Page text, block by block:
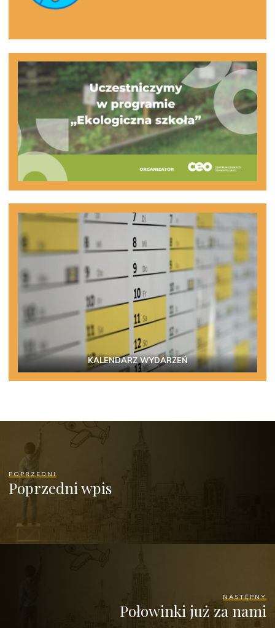
KALENDARZ WYDARZEŃ
POPRZEDNI
Poprzedni wpis
NASTĘPNY
Połowinki już za nami